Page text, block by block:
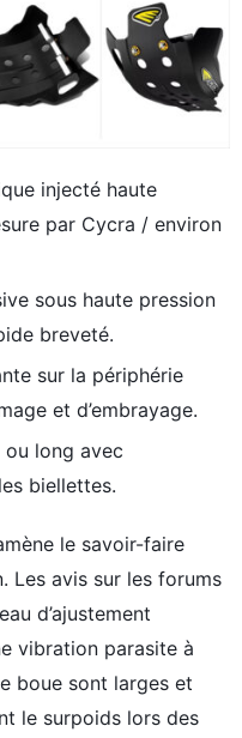
injecté haute
par Cycra / environ
sous haute pression
breveté.
sur la périphérie
et d’embrayage.
long avec
biellettes.
le savoir-faire
Les avis sur les forums
d’ajustement
vibration parasite à
boue sont larges et
le surpoids lors des